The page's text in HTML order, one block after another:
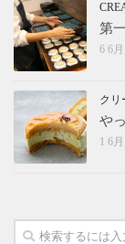
第
6 6
クリ
や
1 6